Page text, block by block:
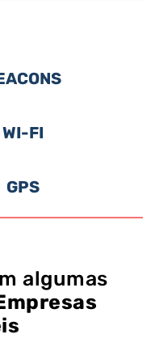
WI-FI
GPS
algumas